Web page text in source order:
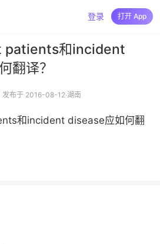
登录 打开 App
patients和incident
翻译？
发布于 2016-08-12·湖南
和incident disease应如何翻